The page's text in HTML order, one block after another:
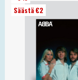
Säästä €2